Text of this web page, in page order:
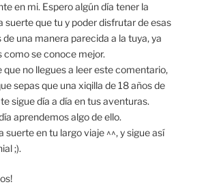
en mi. Espero algún día tener la
suerte que tu y poder disfrutar de esas
de una manera parecida a la tuya, ya
como se conoce mejor.
que no llegues a leer este comentario,
sepas que una xiqilla de 18 años de
sigue día a día en tus aventuras.
aprendemos algo de ello.
suerte en tu largo viaje ^^, y sigue así
;).